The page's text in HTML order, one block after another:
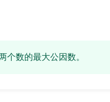
数的最大公因数。